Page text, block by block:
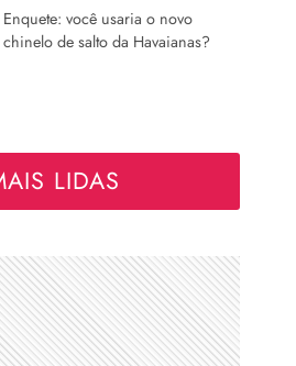
Enquete: você usaria o novo
chinelo de salto da Havaianas?
LIDAS